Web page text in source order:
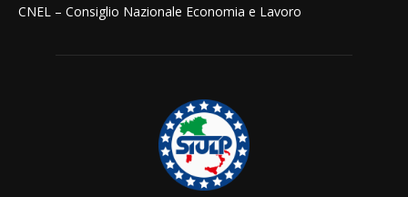
CNEL – Consiglio Nazionale Economia e Lavoro